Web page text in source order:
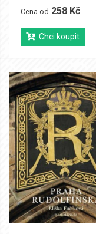
Cena od 258 Kč
Chci koupit